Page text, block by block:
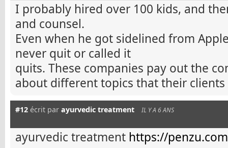
I probably hired over 100 kids, and
and counsel.
Even when he got sidelined from
never quit or called it
quits. These companies pay out the
about different topics that their clients
#12 écrit par ayurvedic treatment IL Y A 6 ANS
ayurvedic treatment https://